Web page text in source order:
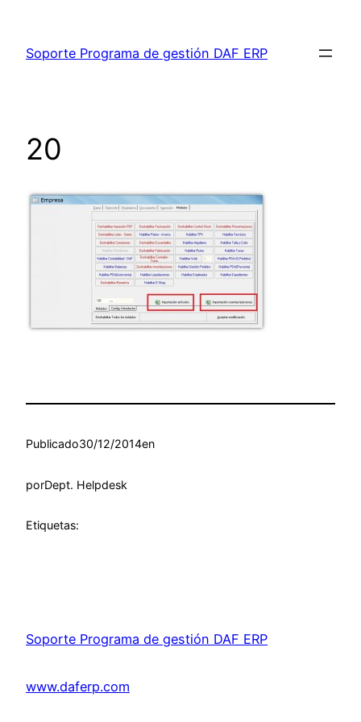
contenido
Soporte Programa de gestión DAF ERP
20
Publicado30/12/2014en
porDept. Helpdesk
Etiquetas:
Soporte Programa de gestión DAF ERP
www.daferp.com